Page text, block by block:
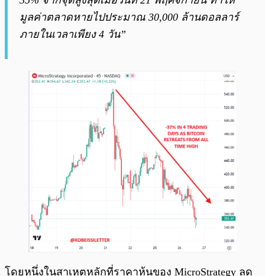
มูลค่าตลาดหายไปประมาณ 30,000 ล้านดอลลาร์
ภายในเวลาเพียง 4 วัน”
โดยหนึ่งในสาเหตุหลักที่ราคาหุ้นของ MicroStrategy ลด